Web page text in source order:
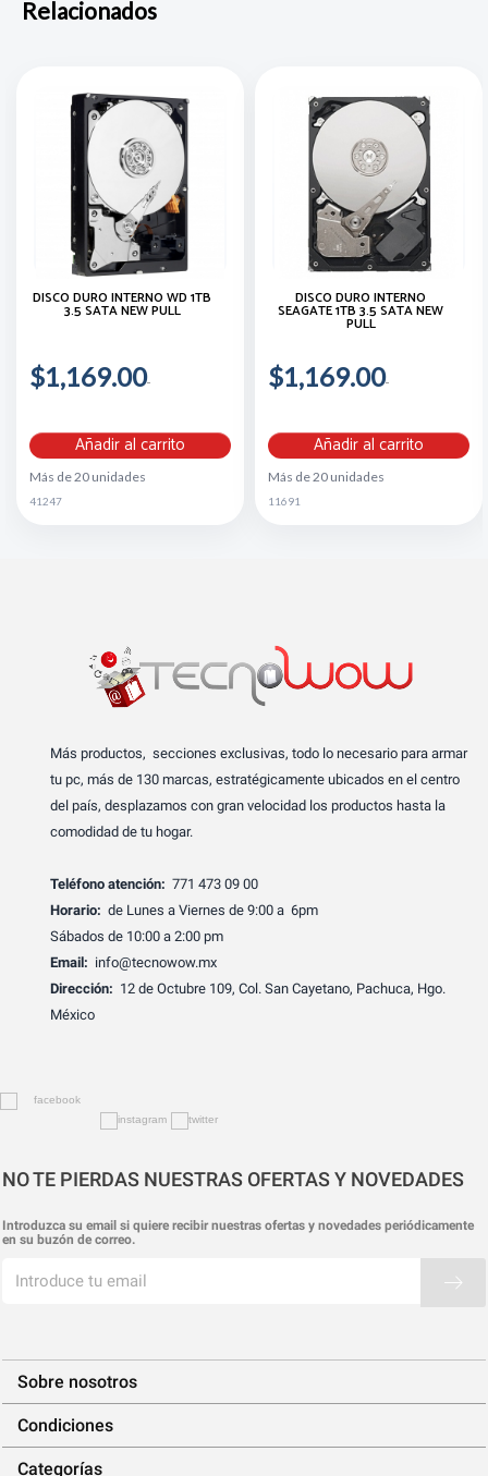
Relacionados
DISCO DURO INTERNO WD 1TB
3.5 SATA NEW PULL
$1,169.00
Añadir al carrito
Más de 20 unidades
41247
DISCO DURO INTERNO
SEAGATE 1TB 3.5 SATA NEW
PULL
$1,169.00
Añadir al carrito
Más de 20 unidades
11691
Más productos, secciones exclusivas, todo lo necesario para armar
tu pc, más de 130 marcas, estratégicamente ubicados en el centro
del país, desplazamos con gran velocidad los productos hasta la
comodidad de tu hogar.
Teléfono atención: 771 473 09 00
Horario: de Lunes a Viernes de 9:00 a 6pm
Sábados de 10:00 a 2:00 pm
Email: info@tecnowow.mx
Dirección: 12 de Octubre 109, Col. San Cayetano, Pachuca, Hgo.
México
NO TE PIERDAS NUESTRAS OFERTAS Y NOVEDADES
Introduzca su email si quiere recibir nuestras ofertas y novedades periódicamente
en su buzón de correo.
Sobre nosotros
Condiciones
Categorías